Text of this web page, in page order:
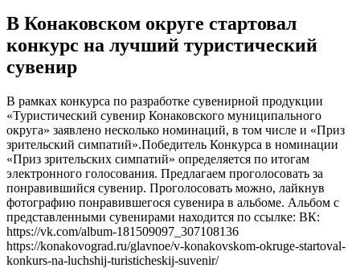
В Конаковском округе стартовал
конкурс на лучший туристический
сувенир
В рамках конкурса по разработке сувенирной продукции
«Туристический сувенир Конаковского муниципального
округа» заявлено несколько номинаций, в том числе и «Приз
зрительский симпатий».Победитель Конкурса в номинации
«Приз зрительских симпатий» определяется по итогам
электронного голосования. Предлагаем проголосовать за
понравившийся сувенир. Проголосовать можно, лайкнув
фотографию понравившегося сувенира в альбоме. Альбом с
представленными сувенирами находится по ссылке: ВК:
https://vk.com/album-181509097_307108136
https://konakovograd.ru/glavnoe/v-konakovskom-okruge-startoval-
konkurs-na-luchshij-turisticheskij-suvenir/